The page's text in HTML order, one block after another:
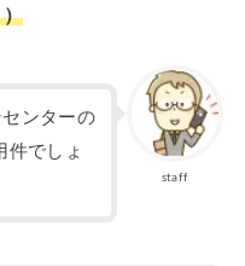
staff
センターの
件でしょ